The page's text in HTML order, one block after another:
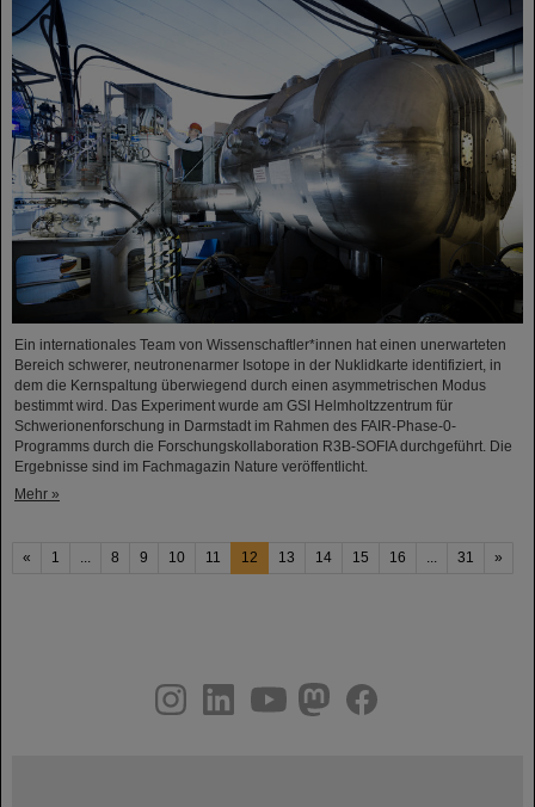
Ein internationales Team von Wissenschaftler*innen hat einen unerwarteten
Bereich schwerer, neutronenarmer Isotope in der Nuklidkarte identifiziert, in
dem die Kernspaltung überwiegend durch einen asymmetrischen Modus
bestimmt wird. Das Experiment wurde am GSI Helmholtzzentrum für
Schwerionenforschung in Darmstadt im Rahmen des FAIR-Phase-0-
Programms durch die Forschungskollaboration R3B-SOFIA durchgeführt. Die
Ergebnisse sind im Fachmagazin Nature veröffentlicht.
Mehr »
« 1 8 9 10 11 12 13 14 15 16 31 »
youtubehelmholtz.socialfacebook